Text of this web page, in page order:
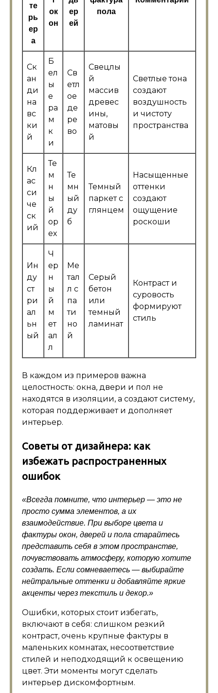
те
рь
ер
а
ок
он
ер
ей
пола
Ск
ан
ди
на
вс
ки
й
Б
ел
ы
е
ра
м
к
и
Св
етл
ое
де
ре
во
Свецлы
й
массив
древес
ины,
матовы
й
Светлые тона
создают
воздушность
и чистоту
пространства
Кл
ас
си
че
ск
ий
Те
м
н
ы
й
ор
ех
Те
мн
ый
ду
б
Темный
паркет с
глянцем
Насыщенные
оттенки
создают
ощущение
роскоши
Ин
ду
ст
ри
ал
ьн
ый
Ч
ер
н
ы
й
м
ет
ал
л
Ме
тал
л с
па
ти
но
й
Серый
бетон
или
темный
ламинат
Контраст и
суровость
формируют
стиль
В каждом из примеров важна
целостность: окна, двери и пол не
находятся в изоляции, а создают систему,
которая поддерживает и дополняет
интерьер.
Советы от дизайнера: как
избежать распространенных
ошибок
«Всегда помните, что интерьер — это не
просто сумма элементов, а их
взаимодействие. При выборе цвета и
фактуры окон, дверей и пола старайтесь
представить себя в этом пространстве,
почувствовать атмосферу, которую хотите
создать. Если сомневаетесь — выбирайте
нейтральные оттенки и добавляйте яркие
акценты через текстиль и декор.»
Ошибки, которых стоит избегать,
включают в себя: слишком резкий
контраст, очень крупные фактуры в
маленьких комнатах, несоответствие
стилей и неподходящий к освещению
цвет. Эти моменты могут сделать
интерьер дискомфортным.